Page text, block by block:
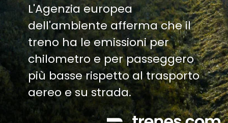
L'Agenzia europea
dell'ambiente afferma che il
treno ha le emissioni per
chilometro e per passeggero
più basse rispetto al trasporto
aereo e su strada.